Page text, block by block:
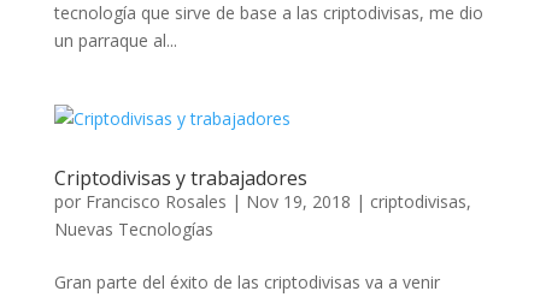
tecnología que sirve de base a las criptodivisas, me dio
un parraque al...
Criptodivisas y trabajadores
por Francisco Rosales | Nov 19, 2018 | criptodivisas,
Nuevas Tecnologías
Gran parte del éxito de las criptodivisas va a venir